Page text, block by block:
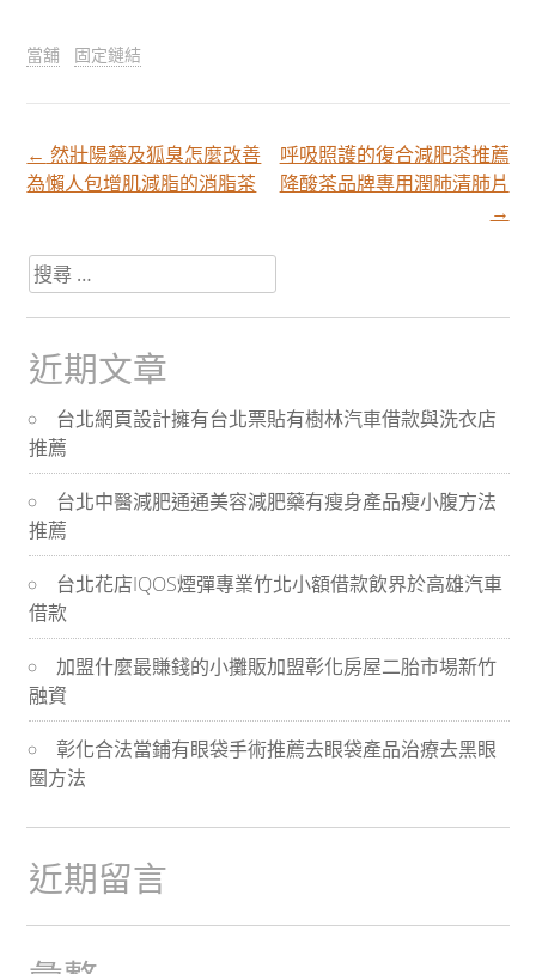
當舖 固定鏈結
文
章
分
頁
導
航
← 然壯陽藥及狐臭怎麼改善
為懶人包增肌減脂的消脂茶
呼吸照護的復合減肥茶推薦
降酸茶品牌專用潤肺清肺片
→
搜
尋
關
於：
近期文章
台北網頁設計擁有台北票貼有樹林汽車借款與洗衣店
推薦
台北中醫減肥通通美容減肥藥有瘦身產品瘦小腹方法
推薦
台北花店IQOS煙彈專業竹北小額借款飲界於高雄汽車
借款
加盟什麼最賺錢的小攤販加盟彰化房屋二胎市場新竹
融資
彰化合法當鋪有眼袋手術推薦去眼袋產品治療去黑眼
圈方法
近期留言